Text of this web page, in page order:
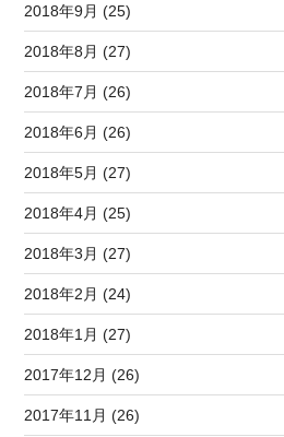
2018年9月 (25)
2018年8月 (27)
2018年7月 (26)
2018年6月 (26)
2018年5月 (27)
2018年4月 (25)
2018年3月 (27)
2018年2月 (24)
2018年1月 (27)
2017年12月 (26)
2017年11月 (26)